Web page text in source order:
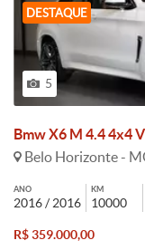
DESTAQUE
5
Bmw X6 M 4.4 4x4
Belo Horizonte -
ANO
2016 / 2016
KM
10000
R$ 359.000,00